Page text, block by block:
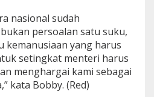
nasional sudah
persoalan satu suku,
kemanusiaan yang harus
setingkat menteri harus
menghargai kami sebagai
kata Bobby. (Red)